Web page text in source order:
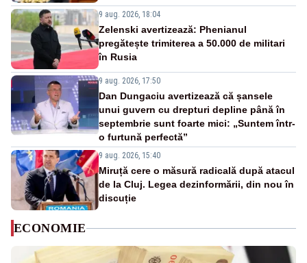
9 aug. 2026, 18:04
Zelenski avertizează: Phenianul
pregătește trimiterea a 50.000 de militari
în Rusia
9 aug. 2026, 17:50
Dan Dungaciu avertizează că șansele
unui guvern cu drepturi depline până în
septembrie sunt foarte mici: „Suntem într-
o furtună perfectă”
9 aug. 2026, 15:40
Miruță cere o măsură radicală după atacul
de la Cluj. Legea dezinformării, din nou în
discuție
ECONOMIE